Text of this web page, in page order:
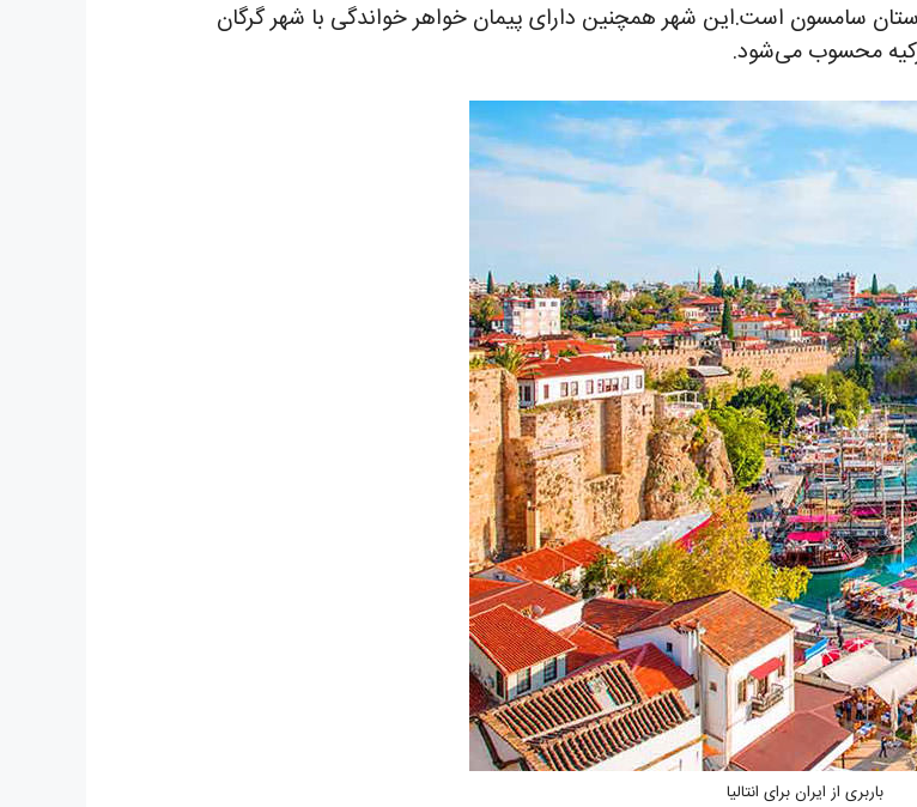
سامسون است.این شهر همچنین دارای پیمان خواهر خواندگی با شهر گرگان
محسوب می‌شود.
باربری از ایران برای انتالیا